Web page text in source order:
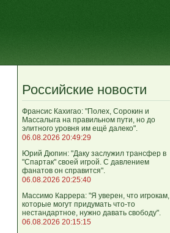
Российские новости
Франсис Кахигао: "Полех, Сорокин и
Массалыга на правильном пути, но до
элитного уровня им ещё далеко".
06.08.2026 20:49:29
Юрий Дюпин: "Даку заслужил трансфер в
"Спартак" своей игрой. С давлением
фанатов он справится".
06.08.2026 20:25:40
Массимо Каррера: "Я уверен, что игрокам,
которые могут придумать что-то
нестандартное, нужно давать свободу".
06.08.2026 20:15:15